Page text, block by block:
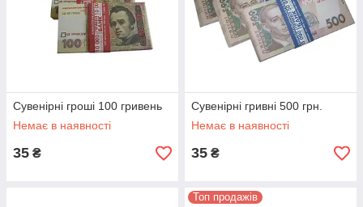
Сувенірні гроші 100 гривень
Немає в наявності
35 ₴
Сувенірні гривні 500 грн.
Немає в наявності
35 ₴
Топ продажів